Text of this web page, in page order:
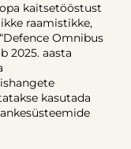
kaitsetööstust
raamistikke,
Omnibus
2025. aasta
kasutada